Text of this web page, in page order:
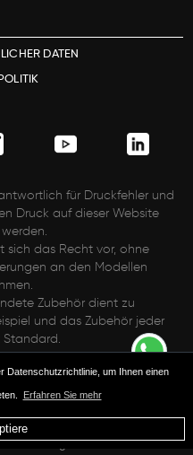
Datenschutzrichtlinie, um Ihnen einen
Erfahren Sie mehr
DATEN
für Druckfehler und
Druck auf dieser Website
sich das Recht vor, ohne
an den Modellen
Zubehör dient zu
und das Zubehör jeder
Standard.
werden.
dieser Website dürfen nicht